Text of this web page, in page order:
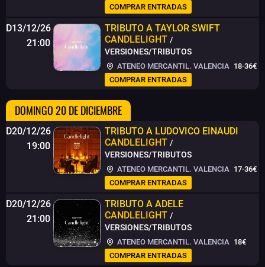
COMPRAR ENTRADAS
D13/12/26
21:00
TRIBUTO A TAYLOR SWIFT
CANDLELIGHT /
VERSIONES/TRIBUTOS
ATENEO MERCANTIL. VALENCIA 18-36€
COMPRAR ENTRADAS
DOMINGO 20 DE DICIEMBRE
D20/12/26
19:00
TRIBUTO A LUDOVICO EINAUDI
CANDLELIGHT /
VERSIONES/TRIBUTOS
ATENEO MERCANTIL. VALENCIA 17-36€
COMPRAR ENTRADAS
D20/12/26
21:00
TRIBUTO A ADELE
CANDLELIGHT /
VERSIONES/TRIBUTOS
ATENEO MERCANTIL. VALENCIA 18€
COMPRAR ENTRADAS